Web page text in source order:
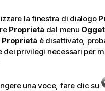
la finestra di dialogo
Proprietàdal menu
Proprietàè disattivato,
dei privilegi necessari per
una voce, fare clic su